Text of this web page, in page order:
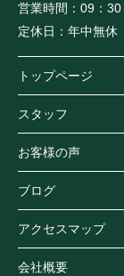
営業時間： 09：
定休日： 年中無休
トップページ
スタッフ
お客様の声
ブログ
アクセスマップ
会社概要